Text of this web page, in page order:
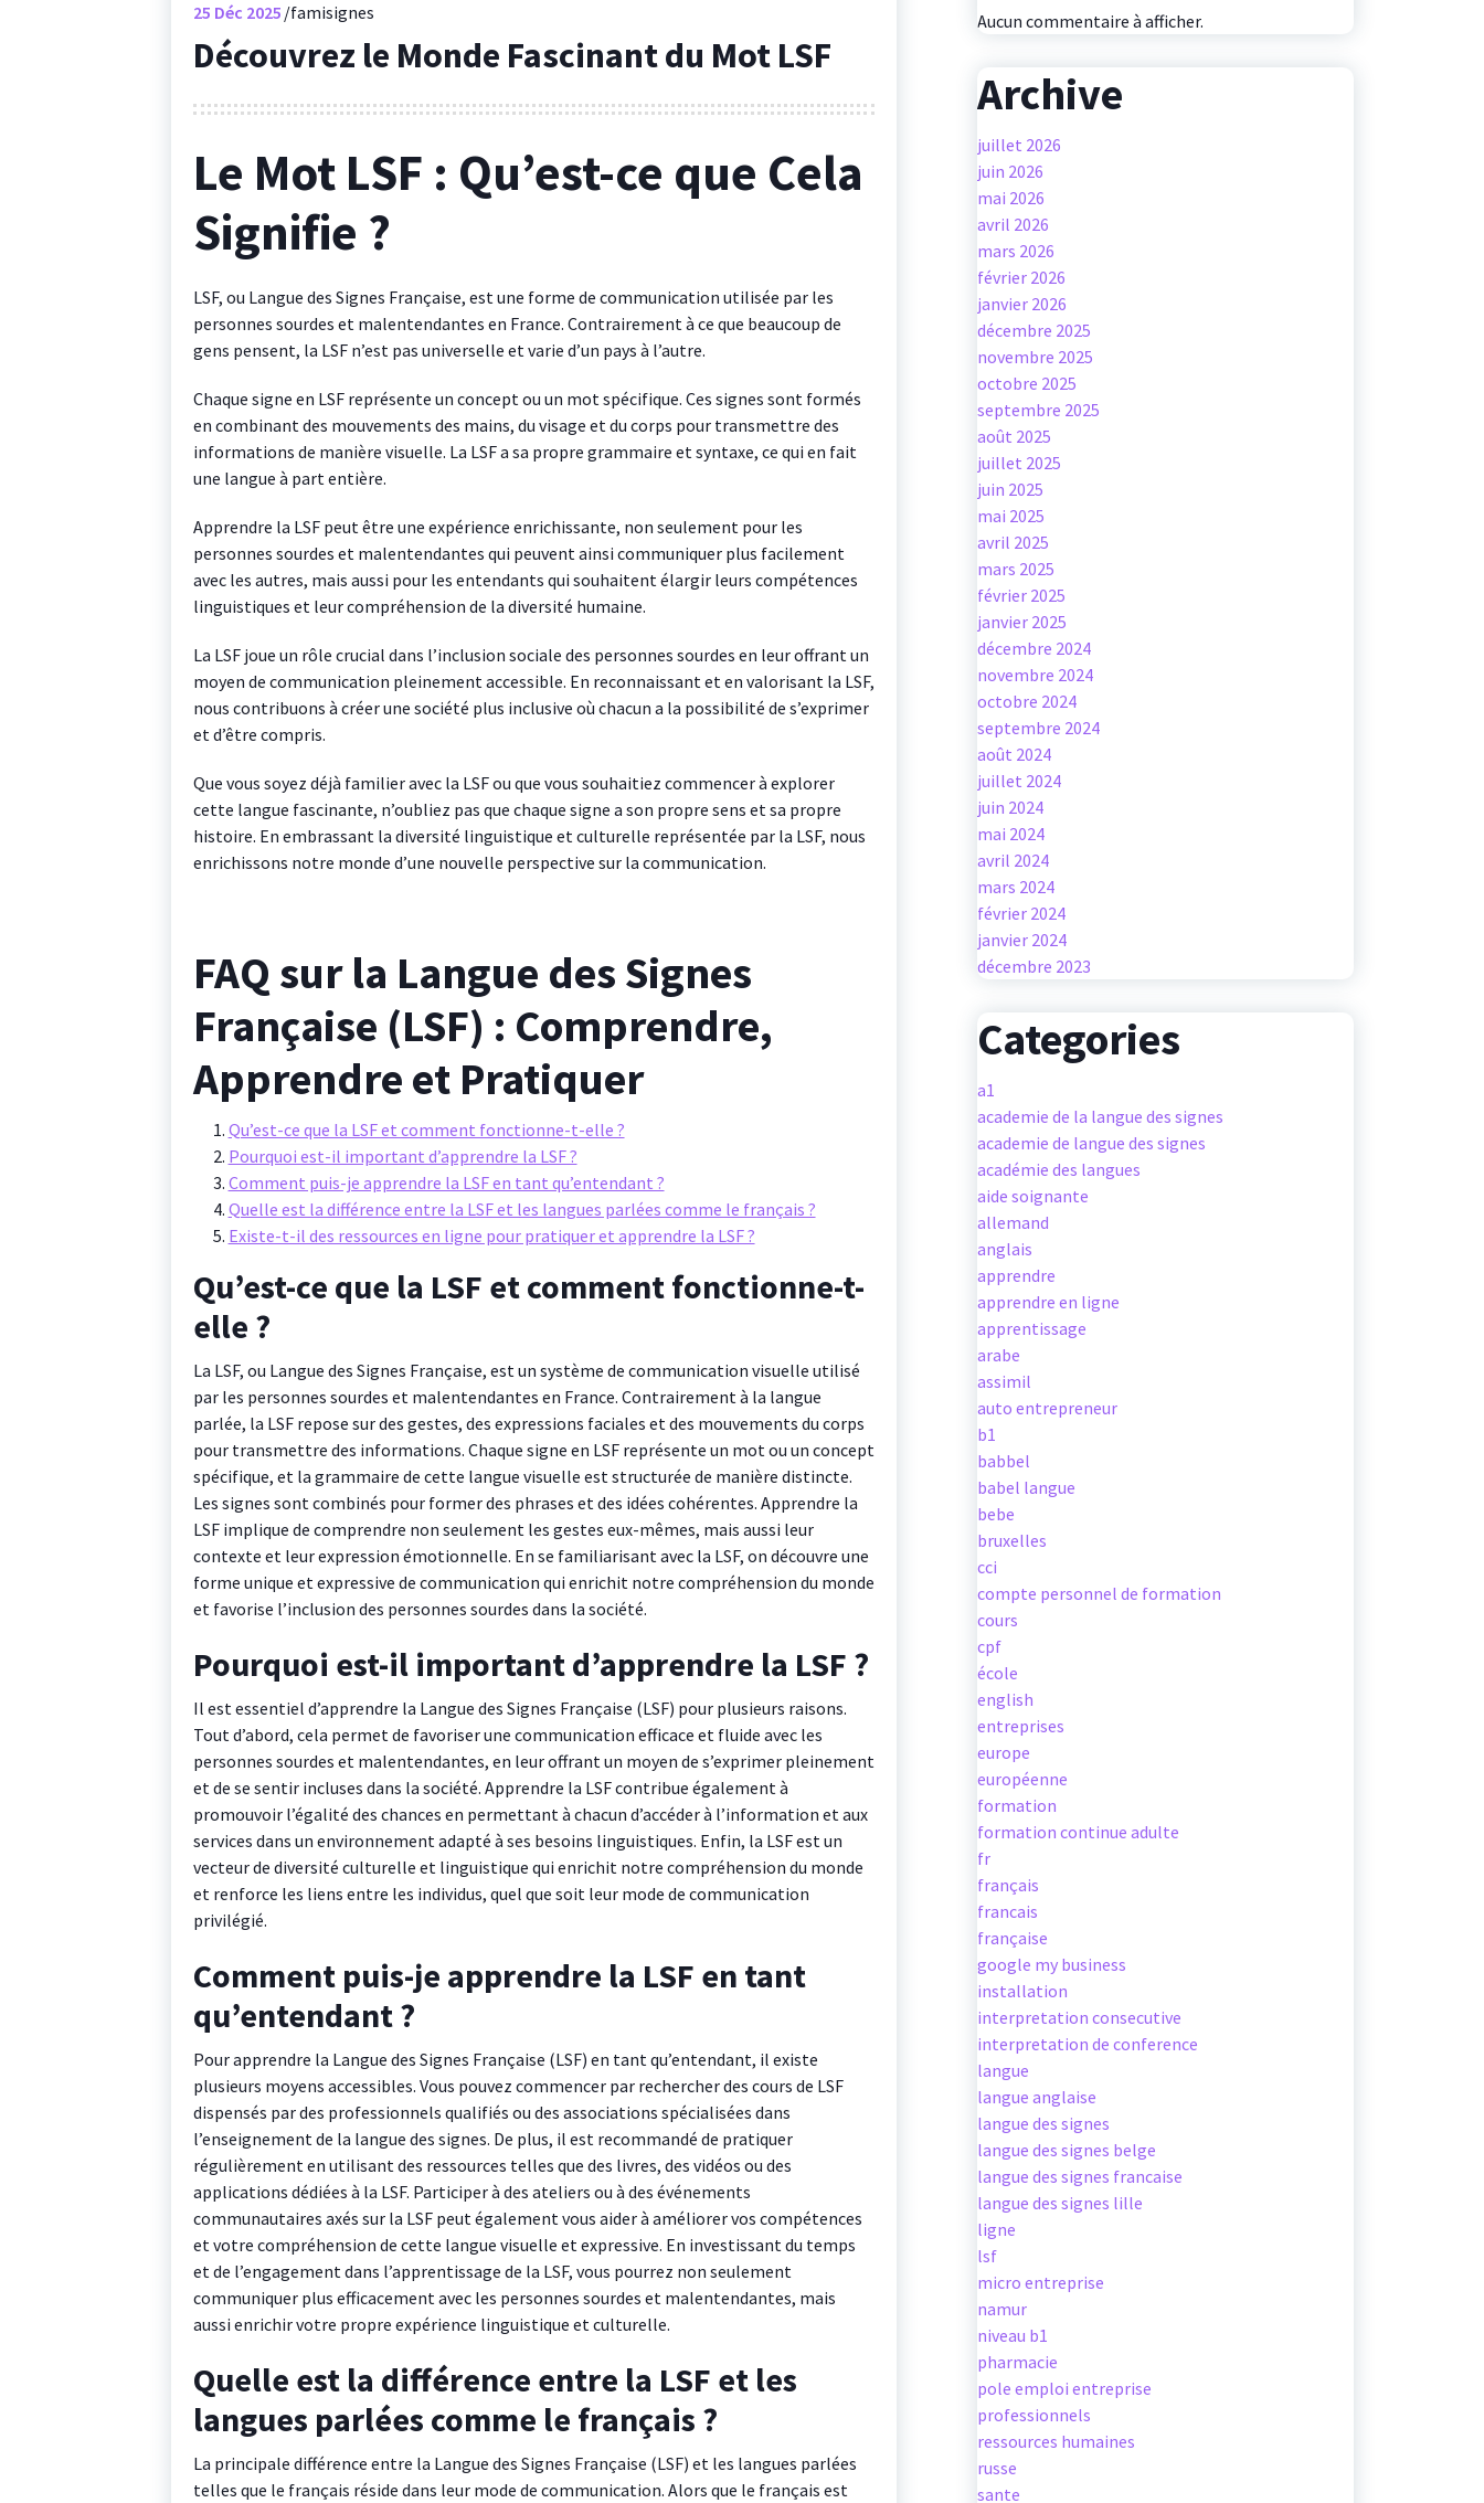
25 Déc 2025 famisignes
Découvrez le Monde Fascinant du Mot LSF
Le Mot LSF : Qu’est-ce que Cela
Signifie ?
LSF, ou Langue des Signes Française, est une forme de communication utilisée par les
personnes sourdes et malentendantes en France. Contrairement à ce que beaucoup de
gens pensent, la LSF n’est pas universelle et varie d’un pays à l’autre.
Chaque signe en LSF représente un concept ou un mot spécifique. Ces signes sont formés
en combinant des mouvements des mains, du visage et du corps pour transmettre des
informations de manière visuelle. La LSF a sa propre grammaire et syntaxe, ce qui en fait
une langue à part entière.
Apprendre la LSF peut être une expérience enrichissante, non seulement pour les
personnes sourdes et malentendantes qui peuvent ainsi communiquer plus facilement
avec les autres, mais aussi pour les entendants qui souhaitent élargir leurs compétences
linguistiques et leur compréhension de la diversité humaine.
La LSF joue un rôle crucial dans l’inclusion sociale des personnes sourdes en leur offrant un
moyen de communication pleinement accessible. En reconnaissant et en valorisant la LSF,
nous contribuons à créer une société plus inclusive où chacun a la possibilité de s’exprimer
et d’être compris.
Que vous soyez déjà familier avec la LSF ou que vous souhaitiez commencer à explorer
cette langue fascinante, n’oubliez pas que chaque signe a son propre sens et sa propre
histoire. En embrassant la diversité linguistique et culturelle représentée par la LSF, nous
enrichissons notre monde d’une nouvelle perspective sur la communication.
FAQ sur la Langue des Signes
Française (LSF) : Comprendre,
Apprendre et Pratiquer
Qu’est-ce que la LSF et comment fonctionne-t-elle ?
Pourquoi est-il important d’apprendre la LSF ?
Comment puis-je apprendre la LSF en tant qu’entendant ?
Quelle est la différence entre la LSF et les langues parlées comme le français ?
Existe-t-il des ressources en ligne pour pratiquer et apprendre la LSF ?
Qu’est-ce que la LSF et comment fonctionne-t-
elle ?
La LSF, ou Langue des Signes Française, est un système de communication visuelle utilisé
par les personnes sourdes et malentendantes en France. Contrairement à la langue
parlée, la LSF repose sur des gestes, des expressions faciales et des mouvements du corps
pour transmettre des informations. Chaque signe en LSF représente un mot ou un concept
spécifique, et la grammaire de cette langue visuelle est structurée de manière distincte.
Les signes sont combinés pour former des phrases et des idées cohérentes. Apprendre la
LSF implique de comprendre non seulement les gestes eux-mêmes, mais aussi leur
contexte et leur expression émotionnelle. En se familiarisant avec la LSF, on découvre une
forme unique et expressive de communication qui enrichit notre compréhension du monde
et favorise l’inclusion des personnes sourdes dans la société.
Pourquoi est-il important d’apprendre la LSF ?
Il est essentiel d’apprendre la Langue des Signes Française (LSF) pour plusieurs raisons.
Tout d’abord, cela permet de favoriser une communication efficace et fluide avec les
personnes sourdes et malentendantes, en leur offrant un moyen de s’exprimer pleinement
et de se sentir incluses dans la société. Apprendre la LSF contribue également à
promouvoir l’égalité des chances en permettant à chacun d’accéder à l’information et aux
services dans un environnement adapté à ses besoins linguistiques. Enfin, la LSF est un
vecteur de diversité culturelle et linguistique qui enrichit notre compréhension du monde
et renforce les liens entre les individus, quel que soit leur mode de communication
privilégié.
Comment puis-je apprendre la LSF en tant
qu’entendant ?
Pour apprendre la Langue des Signes Française (LSF) en tant qu’entendant, il existe
plusieurs moyens accessibles. Vous pouvez commencer par rechercher des cours de LSF
dispensés par des professionnels qualifiés ou des associations spécialisées dans
l’enseignement de la langue des signes. De plus, il est recommandé de pratiquer
régulièrement en utilisant des ressources telles que des livres, des vidéos ou des
applications dédiées à la LSF. Participer à des ateliers ou à des événements
communautaires axés sur la LSF peut également vous aider à améliorer vos compétences
et votre compréhension de cette langue visuelle et expressive. En investissant du temps
et de l’engagement dans l’apprentissage de la LSF, vous pourrez non seulement
communiquer plus efficacement avec les personnes sourdes et malentendantes, mais
aussi enrichir votre propre expérience linguistique et culturelle.
Quelle est la différence entre la LSF et les
langues parlées comme le français ?
La principale différence entre la Langue des Signes Française (LSF) et les langues parlées
telles que le français réside dans leur mode de communication. Alors que le français est
Aucun commentaire à afficher.
Archive
juillet 2026
juin 2026
mai 2026
avril 2026
mars 2026
février 2026
janvier 2026
décembre 2025
novembre 2025
octobre 2025
septembre 2025
août 2025
juillet 2025
juin 2025
mai 2025
avril 2025
mars 2025
février 2025
janvier 2025
décembre 2024
novembre 2024
octobre 2024
septembre 2024
août 2024
juillet 2024
juin 2024
mai 2024
avril 2024
mars 2024
février 2024
janvier 2024
décembre 2023
Categories
a1
academie de la langue des signes
academie de langue des signes
académie des langues
aide soignante
allemand
anglais
apprendre
apprendre en ligne
apprentissage
arabe
assimil
auto entrepreneur
b1
babbel
babel langue
bebe
bruxelles
cci
compte personnel de formation
cours
cpf
école
english
entreprises
europe
européenne
formation
formation continue adulte
fr
français
francais
française
google my business
installation
interpretation consecutive
interpretation de conference
langue
langue anglaise
langue des signes
langue des signes belge
langue des signes francaise
langue des signes lille
ligne
lsf
micro entreprise
namur
niveau b1
pharmacie
pole emploi entreprise
professionnels
ressources humaines
russe
sante